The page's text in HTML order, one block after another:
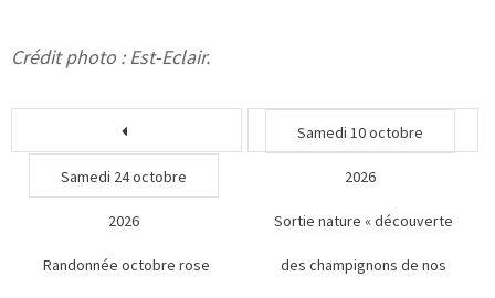
Crédit photo : Est-Eclair.
Samedi 24 octobre
2026
Randonnée octobre rose
Samedi 10 octobre
2026
Sortie nature « découverte
des champignons de nos